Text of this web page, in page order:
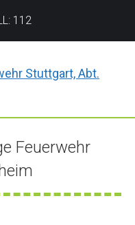
112
Feuerwehr
befinden sich hier: